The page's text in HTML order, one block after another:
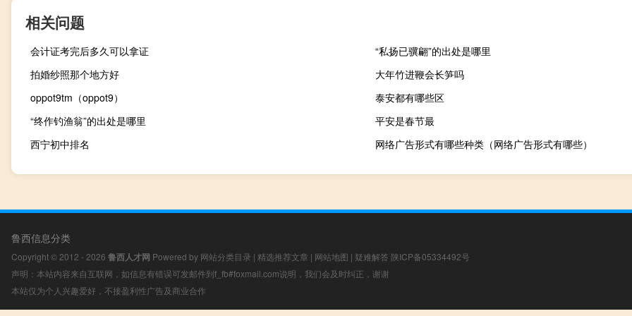
相关问题
会计证考完后多久可以拿证
“私扬已骥翩”的出处是哪里
拍婚纱照那个地方好
大年竹进鞭会长笋吗
oppot9tm（oppot9）
泰安都有哪些区
“终作钓渔翁”的出处是哪里
平安是春节最
西宁初中排名
网络广告形式有哪些种类（网络广告形式有哪些）
鲁西信息分类
Copyright © 2012 - 2026 鲁西人才网 Powered by 网站分类目录 | 精选推荐文章 | 网站地图 | 疑难解答 陕ICP备05334492号
声明：本站内容来自互联网，如信息有错误可发邮件到f_fb#foxmail.com说明，我们会及时纠正，谢谢
本站仅为个人兴趣爱好，不接盈利性广告及商业合作